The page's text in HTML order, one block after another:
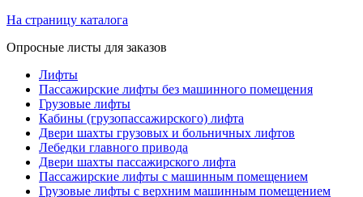
На страницу каталога
Опросные листы для заказов
Лифты
Пассажирские лифты без машинного помещения
Грузовые лифты
Кабины (грузопассажирского) лифта
Двери шахты грузовых и больничных лифтов
Лебедки главного привода
Двери шахты пассажирского лифта
Пассажирские лифты с машинным помещением
Грузовые лифты с верхним машинным помещением